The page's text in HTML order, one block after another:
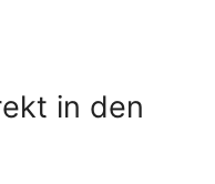
in den